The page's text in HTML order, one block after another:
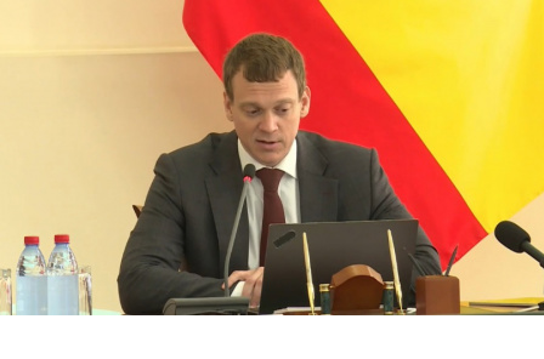
Перейти к основному содержанию